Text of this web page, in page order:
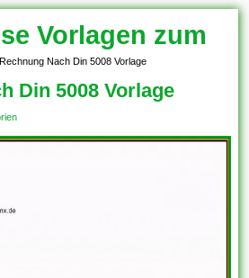
Vorlagen zum
Rechnung Nach Din 5008 Vorlage
Din 5008 Vorlage